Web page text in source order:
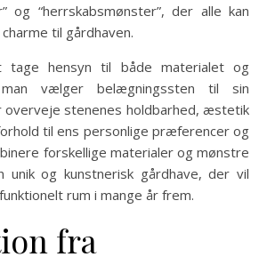
og “herrskabsmønster”, der alle kan
til gårdhaven.
hensyn til både materialet og
vælger belægningssten til sin
overveje stenenes holdbarhed, æstetik
til ens personlige præferencer og
forskellige materialer og mønstre
unik og kunstnerisk gårdhave, der vil
rum i mange år frem.
fra